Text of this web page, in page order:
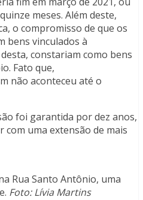
meses. Além deste,
o compromisso de que os
bens vinculados à
constariam como bens
Fato que,
não aconteceu até o
foi garantida por dez anos,
com uma extensão de mais
Rua Santo Antônio, uma
Foto: Lívia Martins